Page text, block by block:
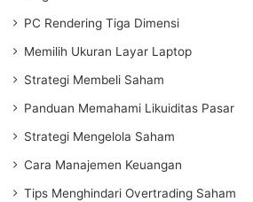
PC Rendering Tiga Dimensi
Memilih Ukuran Layar Laptop
Strategi Membeli Saham
Panduan Memahami Likuiditas Pasar
Strategi Mengelola Saham
Cara Manajemen Keuangan
Tips Menghindari Overtrading Saham